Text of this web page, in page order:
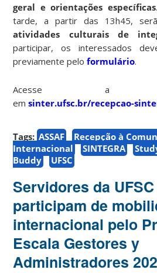
geral e orientações específicas
tarde, a partir das 13h45,
atividades culturais de
participar, os interessados
previamente peloformulário.
Acesse a
emsinter.ufsc.br/recepcao-
Tags: ASSAF
Recepção à
Internacional
SINTEGRA
Buddy
UFSC
Servidores da UFSC
participam de
internacional pelo
Escala Gestores y
Administradores